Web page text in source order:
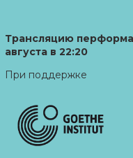
Трансляцию
августа в 22:20
При поддержке